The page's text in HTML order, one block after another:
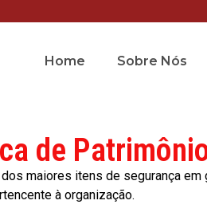
Home Sobre Nós
de
maiores itens de segurança
à organização.